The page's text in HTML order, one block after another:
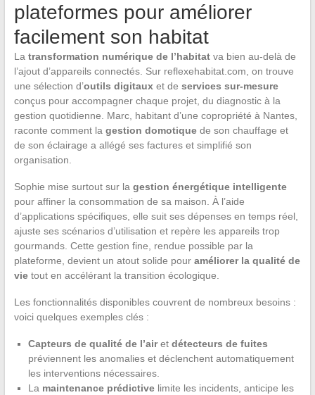
plateformes pour améliorer
facilement son habitat
La transformation numérique de l’habitatva bien au-delà de
l’ajout d’appareils connectés. Sur reflexehabitat.com, on trouve
une sélection d’outils digitauxet de services sur-mesure
conçus pour accompagner chaque projet, du diagnostic à la
gestion quotidienne. Marc, habitant d’une copropriété à Nantes,
raconte comment la gestion domotiquede son chauffage et
de son éclairage a allégé ses factures et simplifié son
organisation.
Sophie mise surtout sur la gestion énergétique intelligente
pour affiner la consommation de sa maison. À l’aide
d’applications spécifiques, elle suit ses dépenses en temps réel,
ajuste ses scénarios d’utilisation et repère les appareils trop
gourmands. Cette gestion fine, rendue possible par la
plateforme, devient un atout solide pour améliorer la qualité de
vietout en accélérant la transition écologique.
Les fonctionnalités disponibles couvrent de nombreux besoins :
voici quelques exemples clés :
Capteurs de qualité de l’airet détecteurs de fuites
préviennent les anomalies et déclenchent automatiquement
les interventions nécessaires.
La maintenance prédictivelimite les incidents, anticipe les